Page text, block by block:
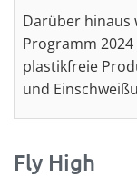
Darüber hinaus
Programm
plastikfreie
und
Fly High